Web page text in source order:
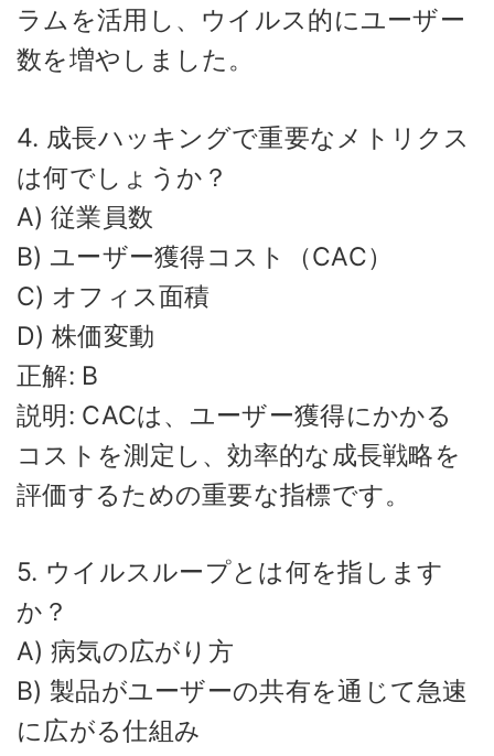
ラムを活用し、ウイルス的にユーザー
数を増やしました。
4. 成長ハッキングで重要なメトリクス
は何でしょうか？
A) 従業員数
B) ユーザー獲得コスト（CAC）
C) オフィス面積
D) 株価変動
正解: B
説明: CACは、ユーザー獲得にかかる
コストを測定し、効率的な成長戦略を
評価するための重要な指標です。
5. ウイルスループとは何を指します
か？
A) 病気の広がり方
B) 製品がユーザーの共有を通じて急速
に広がる仕組み